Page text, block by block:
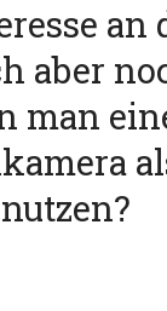
an
aber
man